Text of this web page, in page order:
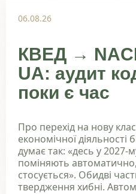
06.08.26
КВЕД →
UA: аудит
поки є час
Про перехід на нову
економічної діяльності
думає так: «десь у 2027-
поміняють
стосується». Обидві
твердження хибні.